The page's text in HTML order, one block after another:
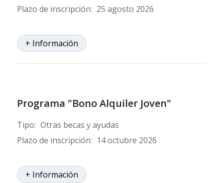
Plazo de inscripción: 25 agosto 2026
+ Información
Programa "Bono Alquiler Joven"
Tipo: Otras becas y ayudas
Plazo de inscripción: 14 octubre 2026
+ Información